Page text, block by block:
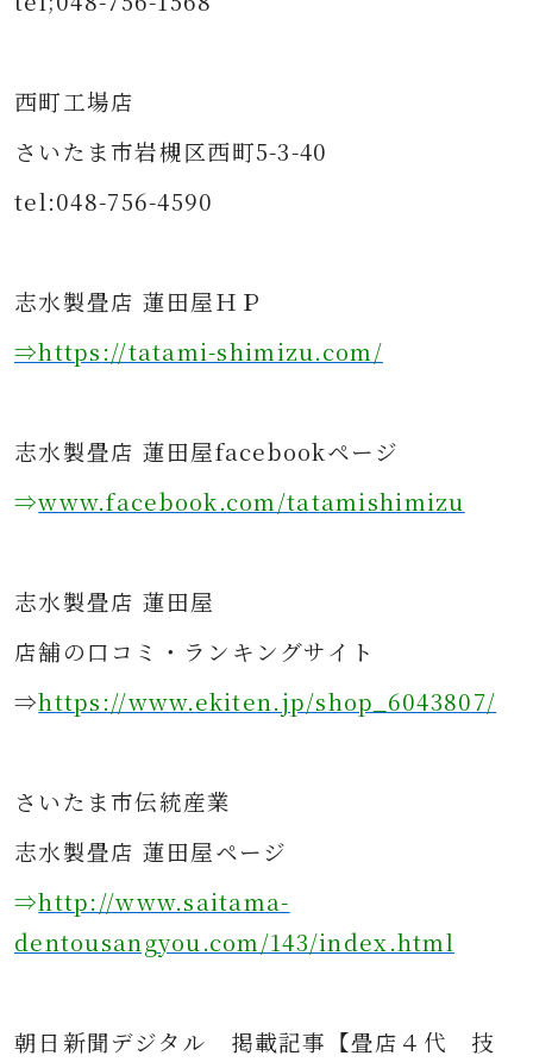
西町工場店
さいたま市岩槻区西町5-3-40
tel:048-756-4590
志水製畳店 蓮田屋ＨＰ
⇒https://tatami-shimizu.com/
志水製畳店 蓮田屋facebookページ
⇒www.facebook.com/tatamishimizu
志水製畳店 蓮田屋
店舗の口コミ・ランキングサイト
⇒https://www.ekiten.jp/shop_6043807/
さ いたま市伝統産業
志水製畳店 蓮田屋ページ
⇒http://www.saitama-
dentousangyou.com/143/index.html
朝日新聞デジタル 掲載記事 【畳店４代 技